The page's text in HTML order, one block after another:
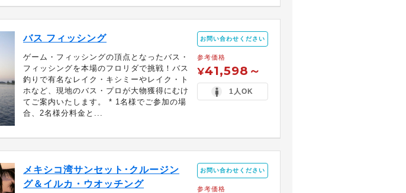
バス フィッシング
ゲーム・フィッシングの頂点となったバス・
フィッシングを本場のフロリダで挑戦！バス
釣りで有名なレイク・キシミーやレイク・ト
ホなど、現地のバス・プロが大物獲得にむけ
てご案内いたします。 * 1名様でご参加の場
合、2名様分料金と...
お問い合わせください
参考価格
¥41,598～
1人OK
メキシコ湾サンセット･クルージン
グ＆イルカ・ウオッチング
お問い合わせください
参考価格